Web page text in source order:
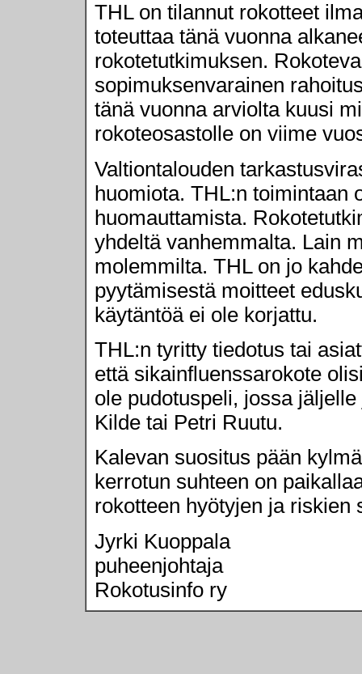
THL on tilannut rokotteet
toteuttaa tänä vuonna
rokotetutkimuksen.
sopimuksenvarainen
tänä vuonna arviolta kuusi
rokoteosastolle on viime
Valtiontalouden
huomiota. THL:n toimintaan
huomauttamista.
yhdeltä vanhemmalta. Lain
molemmilta. THL on jo
pyytämisestä moitteet
käytäntöä ei ole korjattu.
THL:n tyritty tiedotus tai
että sikainfluenssarokote
ole pudotuspeli, jossa
Kilde tai Petri Ruutu.
Kalevan suositus pään
kerrotun suhteen on
rokotteen hyötyjen ja riskien
Jyrki Kuoppala
puheenjohtaja
Rokotusinfo ry